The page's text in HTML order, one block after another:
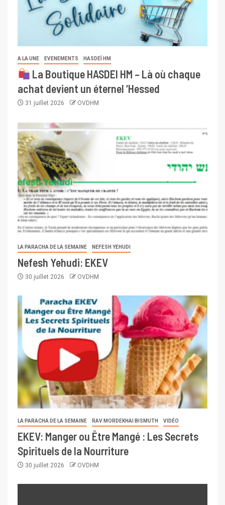
A LA UNE EVENEMENTS HASDEÏ HM
La Boutique HASDEI HM – Là où chaque
achat devient un éternel ‘Hessed
31 juillet 2026 OVDHM
LA PARACHA DE LA SEMAINE NEFESH YEHUDI
Nefesh Yehudi: EKEV
30 juillet 2026 OVDHM
LA PARACHA DE LA SEMAINE RAV MORDEKHAI BISMUTH VIDÉO
EKEV: Manger ou Être Mangé : Les Secrets
Spirituels de la Nourriture
30 juillet 2026 OVDHM